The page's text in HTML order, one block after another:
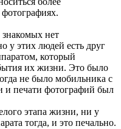
нет
у этих людей есть друг
который
их жизни. Это было
не было мобильника с
и печати фотографий был
этапа жизни, ни у
тогда, и это печально.